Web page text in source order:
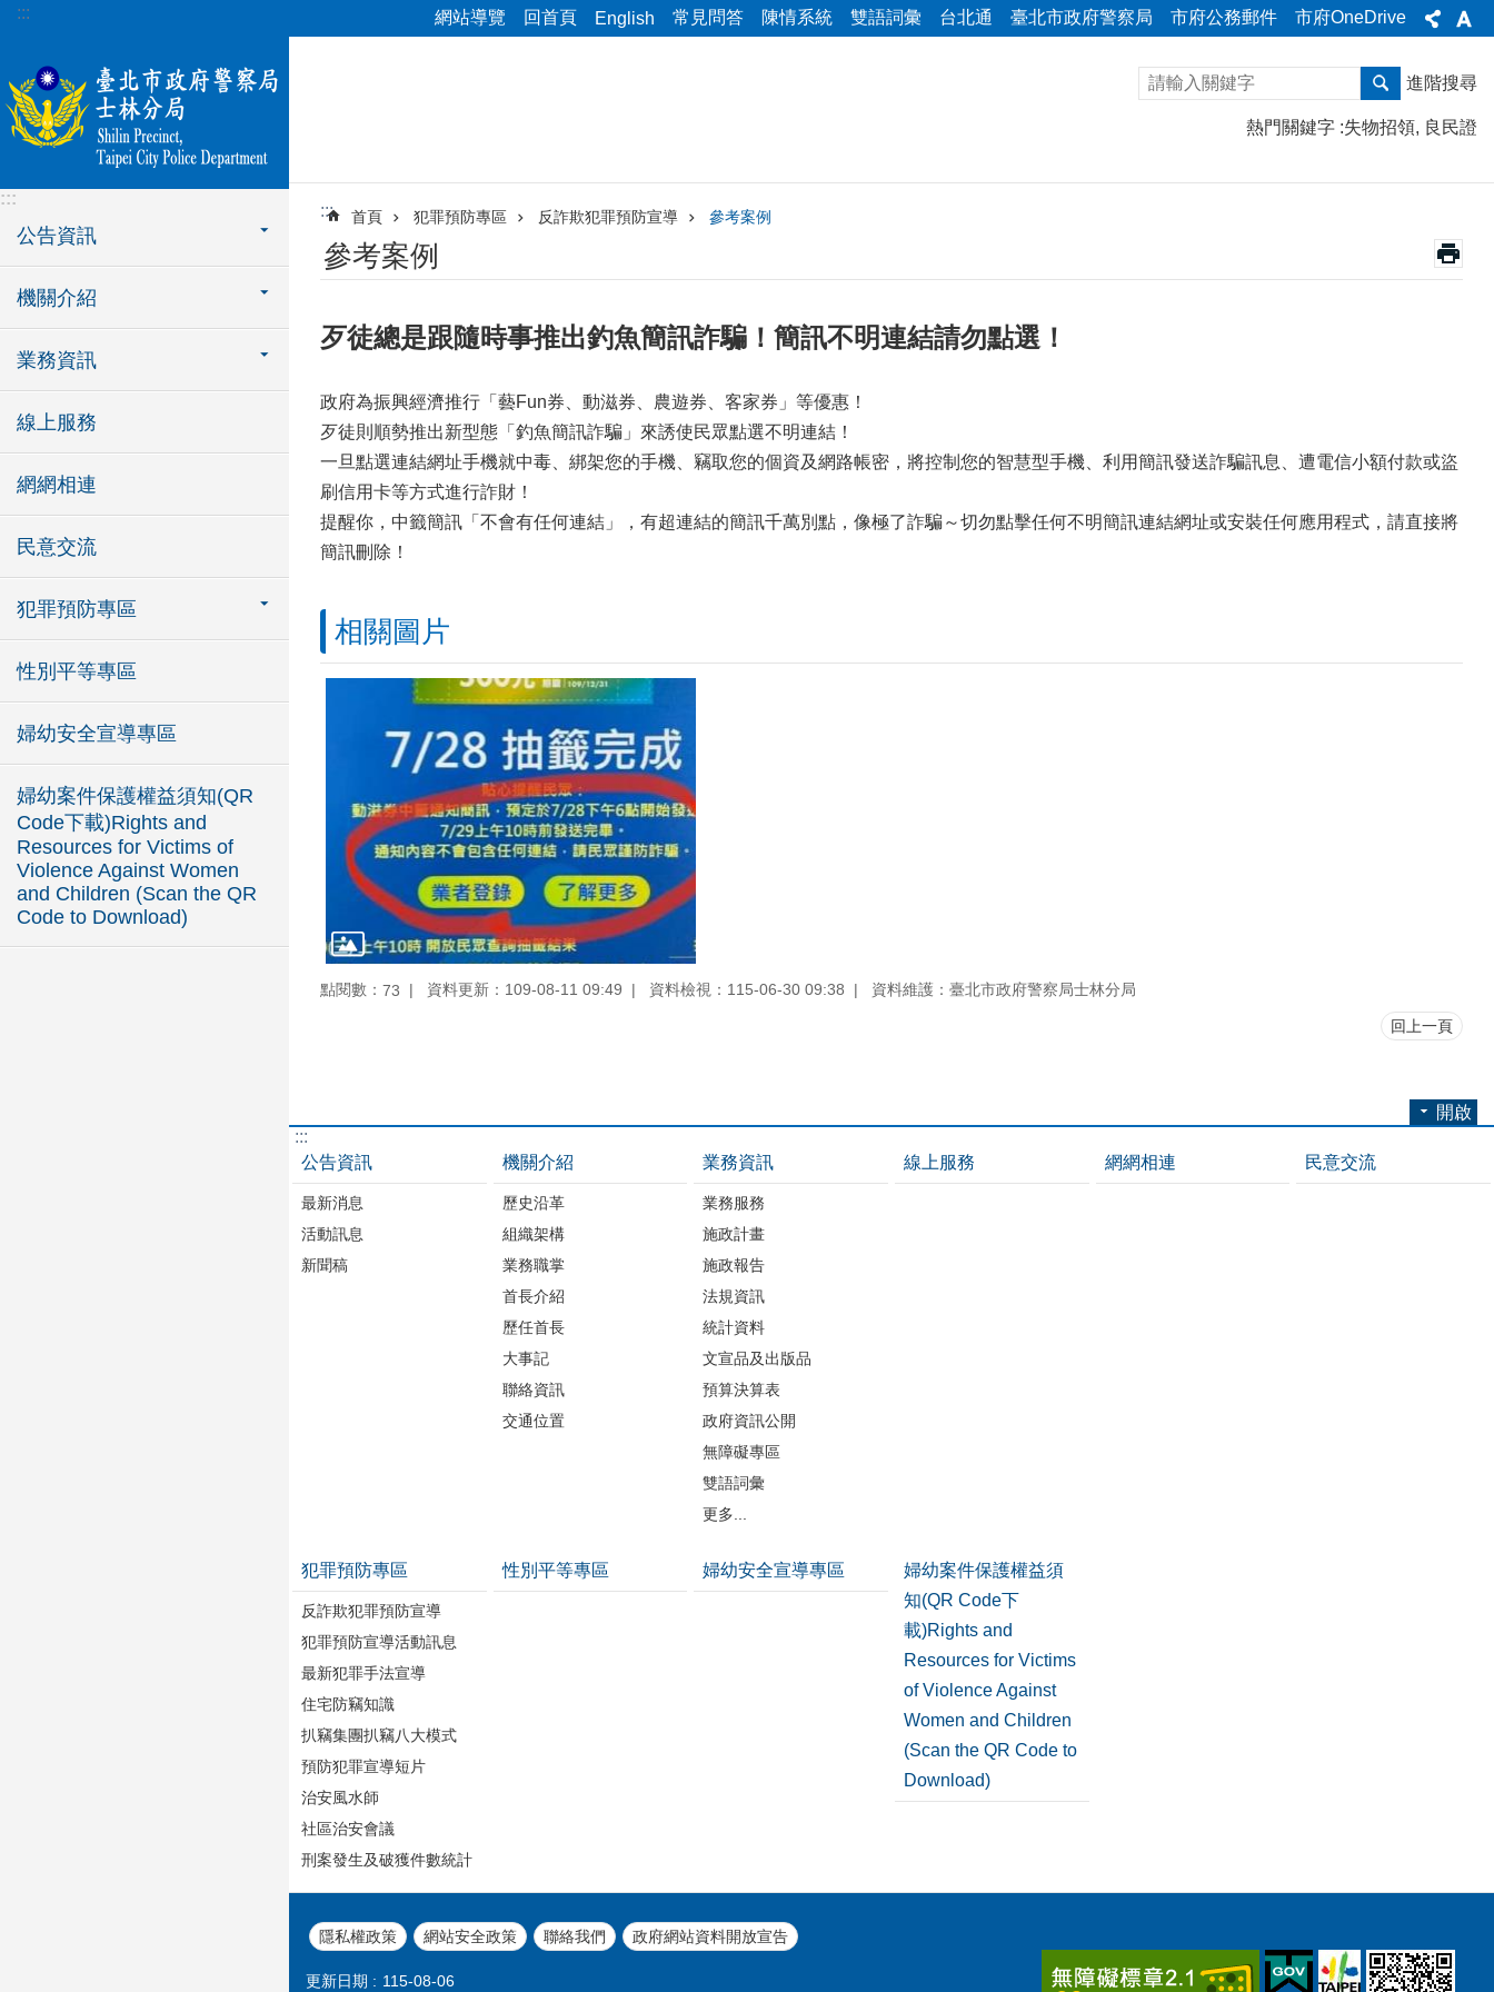
跳到主要內容區塊
::: 網站導覽 回首頁 English 常見問答 陳情系統 雙語詞彙 台北通 臺北市政府警察局 市府公務郵件 市府OneDrive
:::
公告資訊
機關介紹
業務資訊
線上服務
網網相連
民意交流
犯罪預防專區
性別平等專區
婦幼安全宣導專區
婦幼案件保護權益須知(QR
Code下載)Rights and
Resources for Victims of
Violence Against Women
and Children (Scan the QR
Code to Download)
進階搜尋
熱門關鍵字 失物招領 良民證
::: 首頁 犯罪預防專區 反詐欺犯罪預防宣導 參考案例
參考案例
歹徒總是跟隨時事推出釣魚簡訊詐騙！簡訊不明連結請勿點選！
政府為振興經濟推行「藝Fun券、動滋券、農遊券、客家券」等優惠！
歹徒則順勢推出新型態「釣魚簡訊詐騙」來誘使民眾點選不明連結！
一旦點選連結網址手機就中毒、綁架您的手機、竊取您的個資及網路帳密，將控制您的智慧型手機、利用簡訊發送詐騙訊息、遭電信小額付款或盜
刷信用卡等方式進行詐財！
提醒你，中籤簡訊「不會有任何連結」，有超連結的簡訊千萬別點，像極了詐騙～切勿點擊任何不明簡訊連結網址或安裝任何應用程式，請直接將
簡訊刪除！
相關圖片
點閱數： 73 資料更新：109-08-11 09:49 資料檢視：115-06-30 09:38 資料維護：臺北市政府警察局士林分局
回上一頁
開啟
:::
公告資訊
最新消息
活動訊息
新聞稿
機關介紹
歷史沿革
組織架構
業務職掌
首長介紹
歷任首長
大事記
聯絡資訊
交通位置
業務資訊
業務服務
施政計畫
施政報告
法規資訊
統計資料
文宣品及出版品
預算決算表
政府資訊公開
無障礙專區
雙語詞彙
更多...
線上服務 網網相連 民意交流
犯罪預防專區
反詐欺犯罪預防宣導
犯罪預防宣導活動訊息
最新犯罪手法宣導
住宅防竊知識
扒竊集團扒竊八大模式
預防犯罪宣導短片
治安風水師
社區治安會議
刑案發生及破獲件數統計
性別平等專區 婦幼安全宣導專區
婦幼案件保護權益須
知(QR Code下
載)Rights and
Resources for Victims
of Violence Against
Women and Children
(Scan the QR Code to
Download)
隱私權政策 網站安全政策 聯絡我們 政府網站資料開放宣告
更新日期 115-08-06